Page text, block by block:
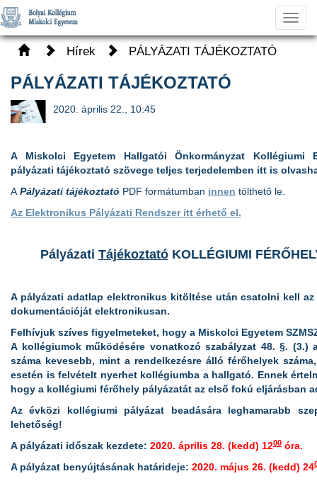
Hírek PÁLYÁZATI TÁJÉKOZTATÓ
PÁLYÁZATI TÁJÉKOZTATÓ
2020. április 22., 10:45
A Miskolci Egyetem Hallgatói Önkormányzat Kollégiumi
pályázati tájékoztató szövege teljes terjedelemben itt is
A Pályázati tájékoztató PDF formátumban innen tölthető le.
Az Elektronikus Pályázati Rendszer itt érhető el.
Pályázati TájékoztatóKOLLÉGIUMI
A pályázati adatlap elektronikus kitöltése után csatolni kell
dokumentációját elektronikusan.
Felhívjuk szíves figyelmeteket, hogy a Miskolci Egyetem
A kollégiumok működésére vonatkozó szabályzat 48. §. (3.)
száma kevesebb, mint a rendelkezésre álló férőhelyek
esetén is felvételt nyerhet kollégiumba a hallgató. Ennek
hogy a kollégiumi férőhely pályázatát az első fokú eljárásban
Az évközi kollégiumi pályázat beadására leghamarabb
lehetőség!
A pályázati időszak kezdete: 2020. április 28. (kedd) 1200 óra.
A pályázat benyújtásának határideje: 2020. május 26. (kedd) 24